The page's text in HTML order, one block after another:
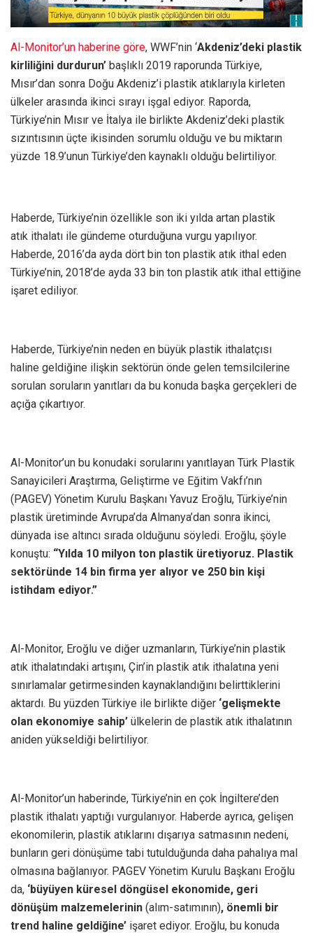
Al-Monitor’un haberine göre, WWF’nin ‘Akdeniz’deki plastik
kirliliğini durdurun’ başlıklı 2019 raporunda Türkiye,
Mısır’dan sonra Doğu Akdeniz’i plastik atıklarıyla kirleten
ülkeler arasında ikinci sırayı işgal ediyor. Raporda,
Türkiye’nin Mısır ve İtalya ile birlikte Akdeniz’deki plastik
sızıntısının üçte ikisinden sorumlu olduğu ve bu miktarın
yüzde 18.9’unun Türkiye’den kaynaklı olduğu belirtiliyor.
Haberde, Türkiye’nin özellikle son iki yılda artan plastik
atık ithalatı ile gündeme oturduğuna vurgu yapılıyor.
Haberde, 2016’da ayda dört bin ton plastik atık ithal eden
Türkiye’nin, 2018’de ayda 33 bin ton plastik atık ithal ettiğine
işaret ediliyor.
Haberde, Türkiye’nin neden en büyük plastik ithalatçısı
haline geldiğine ilişkin sektörün önde gelen temsilcilerine
sorulan soruların yanıtları da bu konuda başka gerçekleri de
açığa çıkartıyor.
Al-Monitor’un bu konudaki sorularını yanıtlayan Türk Plastik
Sanayicileri Araştırma, Geliştirme ve Eğitim Vakfı’nın
(PAGEV) Yönetim Kurulu Başkanı Yavuz Eroğlu, Türkiye’nin
plastik üretiminde Avrupa’da Almanya’dan sonra ikinci,
dünyada ise altıncı sırada olduğunu söyledi. Eroğlu, şöyle
konuştu: “Yılda 10 milyon ton plastik üretiyoruz. Plastik
sektöründe 14 bin firma yer alıyor ve 250 bin kişi
istihdam ediyor.”
Al-Monitor, Eroğlu ve diğer uzmanların, Türkiye’nin plastik
atık ithalatındaki artışını, Çin’in plastik atık ithalatına yeni
sınırlamalar getirmesinden kaynaklandığını belirttiklerini
aktardı. Bu yüzden Türkiye ile birlikte diğer ‘gelişmekte
olan ekonomiye sahip’ ülkelerin de plastik atık ithalatının
aniden yükseldiği belirtiliyor.
Al-Monitor’un haberinde, Türkiye’nin en çok İngiltere’den
plastik ithalatı yaptığı vurgulanıyor. Haberde ayrıca, gelişen
ekonomilerin, plastik atıklarını dışarıya satmasının nedeni,
bunların geri dönüşüme tabi tutulduğunda daha pahalıya mal
olmasına bağlanıyor. PAGEV Yönetim Kurulu Başkanı Eroğlu
da, ‘büyüyen küresel döngüsel ekonomide, geri
dönüşüm malzemelerinin (alım-satımının), önemli bir
trend haline geldiğine’ işaret ediyor. Eroğlu, bu konuda